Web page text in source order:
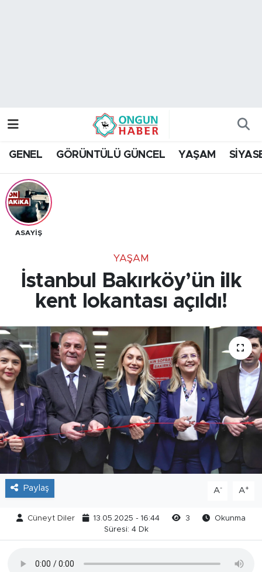
GENEL GÖRÜNTÜLÜ GÜNCEL YAŞAM
ASAYİŞ
YAŞAM
İstanbul Bakırköy’ün ilk
kent lokantası açıldı!
Paylaş A- A+
Cüneyt Diler 13.05.2025 - 16:44 3
Okunma
Süresi: 4 Dk
Trafik Durumu
Tüm Manşetler
Son Dakika Haberleri